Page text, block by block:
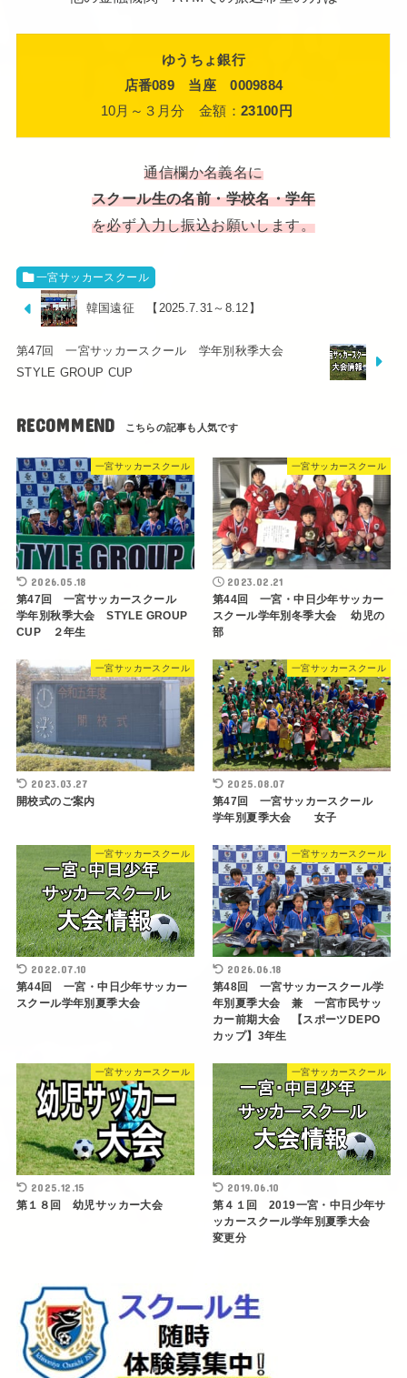
ゆうちょ銀行
店番089 当座 0009884
10月～３月分 金額： 23100円
通信欄か名義名に
スクール生の名前・学校名・学年
を必ず入力し振込お願いします。
一宮サッカースクール
韓国遠征 【2025.7.31～8.12】
第47回 一宮サッカースクール 学年別秋季大会
STYLE GROUP CUP
RECOMMEND
一宮サッカースクール
2026.05.18
第47回 一宮サッカースクール
学年別秋季大会 STYLE GROUP
CUP ２年生
一宮サッカースクール
2023.02.21
第44回 一宮・中日少年サッカー
スクール学年別冬季大会 幼児の
部
一宮サッカースクール
2023.03.27
開校式のご案内
一宮サッカースクール
2025.08.07
第47回 一宮サッカースクール
学年別夏季大会 女子
一宮サッカースクール
2022.07.10
第44回 一宮・中日少年サッカー
スクール学年別夏季大会
一宮サッカースクール
2026.06.18
第48回 一宮サッカースクール学
年別夏季大会 兼 一宮市民サッ
カー前期大会 【スポーツDEPO
カップ】3年生
一宮サッカースクール
2025.12.15
第１８回 幼児サッカー大会
一宮サッカースクール
2019.06.10
第４１回 2019一宮・中日少年サ
ッカースクール学年別夏季大会
変更分